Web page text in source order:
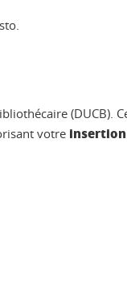
(DUCB).
votre